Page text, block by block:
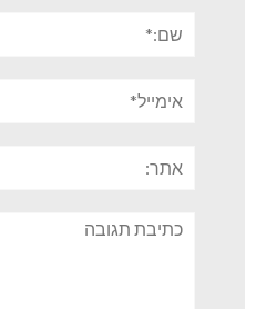
תגובה